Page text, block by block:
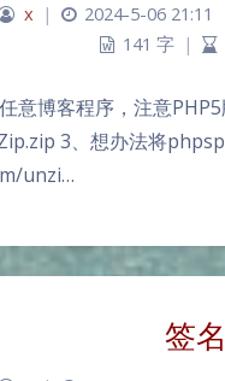
x | 2024-5-06 21:11
141 字
|
意博客程序，注意
3、想办法将
unzi…
签名